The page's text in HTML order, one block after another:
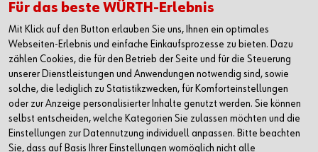
KONTAKT
WÜRTH Handelsgesellschaft m.b.H.
Industrie Service
Würthstraße 1
3071 Böheimkirchen
T +43 5 08242-0
F +43 5 08242-53333
Für das beste WÜRTH-Erlebnis
Mit Klick auf den Button erlauben Sie uns, Ihnen ein optimales
Webseiten-Erlebnis und einfache Einkaufsprozesse zu bieten. Dazu
zählen Cookies, die für den Betrieb der Seite und für die Steuerung
unserer Dienstleistungen und Anwendungen notwendig sind, sowie
solche, die lediglich zu Statistikzwecken, für Komforteinstellungen
oder zur Anzeige personalisierter Inhalte genutzt werden. Sie können
selbst entscheiden, welche Kategorien Sie zulassen möchten und die
Einstellungen zur Datennutzung individuell anpassen. Bitte beachten
Sie, dass auf Basis Ihrer Einstellungen womöglich nicht alle